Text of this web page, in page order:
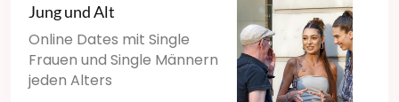
Jung und Alt
Online Dates mit Single
Frauen und Single Männern
jeden Alters